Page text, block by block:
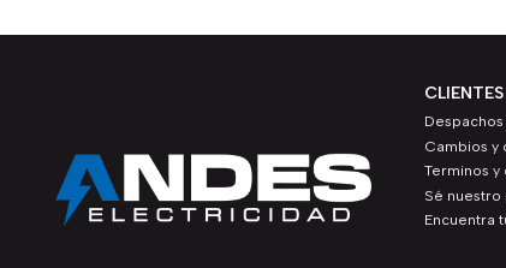
CLIENTES
Cambios y
Terminos
Sé
Encuentra